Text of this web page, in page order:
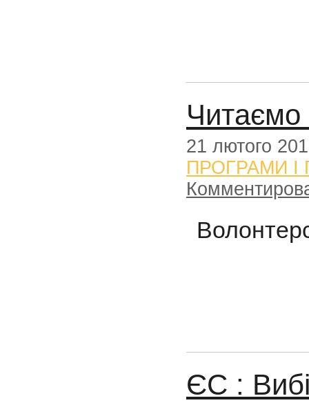
Читаємо
21 лютого
ПРОГРАМИ І
ЄС :